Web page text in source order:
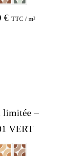
€ TTC / m²
limitée –
VERT